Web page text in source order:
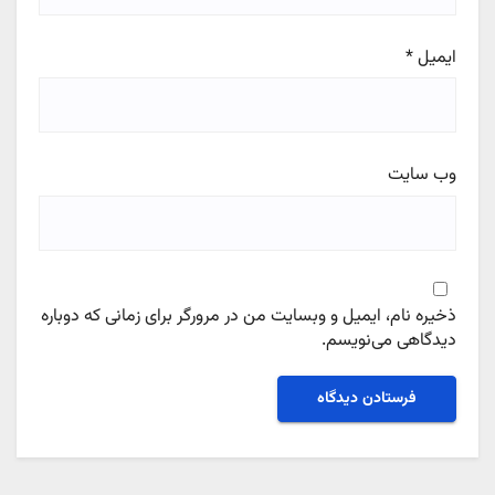
ایمیل*
وب‌ سایت
ذخیره نام، ایمیل و وبسایت من در مرورگر برای زمانی که دوباره
دیدگاهی می‌نویسم.